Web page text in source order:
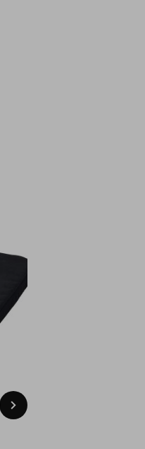
Next